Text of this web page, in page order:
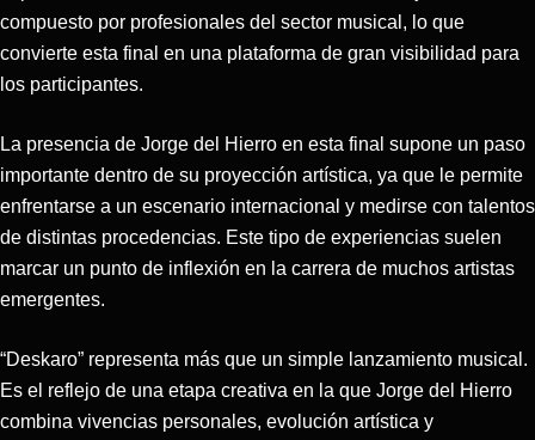
compuesto por profesionales del sector musical, lo que
convierte esta final en una plataforma de gran visibilidad para
los participantes.
La presencia de Jorge del Hierro en esta final supone un paso
importante dentro de su proyección artística, ya que le permite
enfrentarse a un escenario internacional y medirse con talentos
de distintas procedencias. Este tipo de experiencias suelen
marcar un punto de inflexión en la carrera de muchos artistas
emergentes.
“Deskaro” representa más que un simple lanzamiento musical.
Es el reflejo de una etapa creativa en la que Jorge del Hierro
combina vivencias personales, evolución artística y